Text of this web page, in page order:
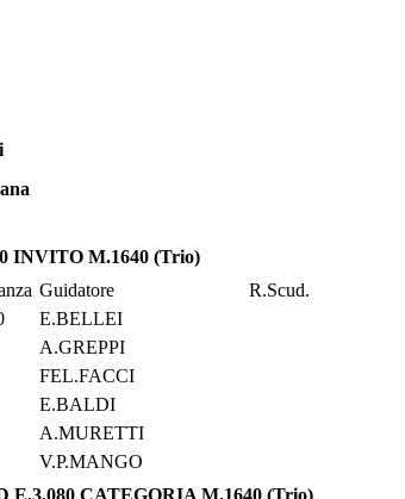
INVITO M.1640 (Trio)
Guidatore
R.Scud.
E.BELLEI
A.GREPPI
FEL.FACCI
E.BALDI
A.MURETTI
V.P.MANGO
CATEGORIA M.1640 (Trio)